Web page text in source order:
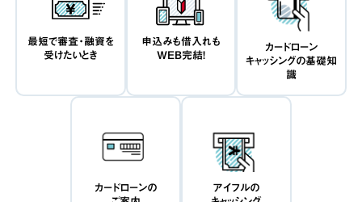
最短で審査・融資を
受けたいとき
申込みも借入れも
WEB完結！
カードローン
キャッシングの基礎知
識
カードローンの
アイフルの